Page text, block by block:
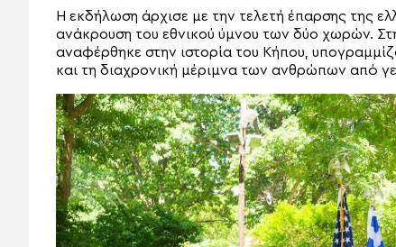
Η εκδήλωση άρχισε με την τελετή έπαρσης της
ανάκρουση του εθνικού ύμνου των δύο χωρών.
αναφέρθηκε στην ιστορία του Κήπου,
και τη διαχρονική μέριμνα των ανθρώπων από